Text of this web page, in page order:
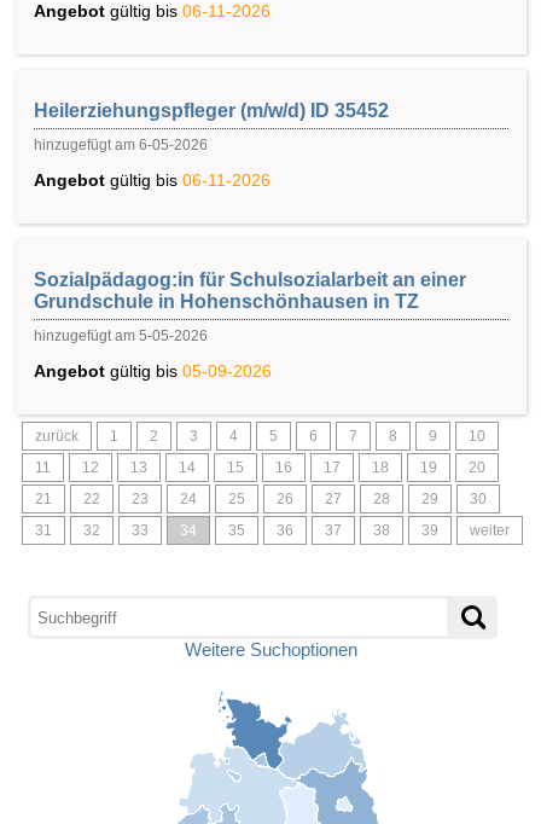
Angebot gültig bis 06-11-2026
Heilerziehungspfleger (m/w/d) ID 35452
hinzugefügt am 6-05-2026
Angebot gültig bis 06-11-2026
Sozialpädagog:in für Schulsozialarbeit an einer
Grundschule in Hohenschönhausen in TZ
hinzugefügt am 5-05-2026
Angebot gültig bis 05-09-2026
zurück 1 2 3 4 5 6 7 8 9 10
11 12 13 14 15 16 17 18 19 20
21 22 23 24 25 26 27 28 29 30
31 32 33 34 35 36 37 38 39 weiter
Weitere Suchoptionen